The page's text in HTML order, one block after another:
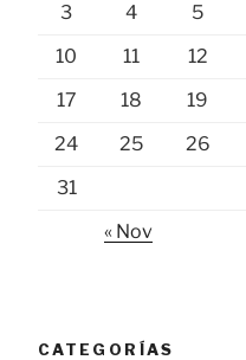
3
4 5
10
11 12
17
18 19
24
25 26
31
« Nov
CATEGORÍAS